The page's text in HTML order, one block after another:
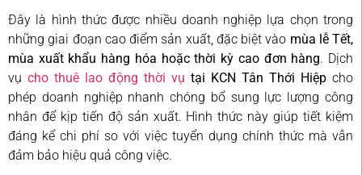
Đây là hình thức được nhiều doanh nghiệp lựa chọn trong
những giai đoạn cao điểm sản xuất, đặc biệt vào mùa lễ Tết,
mùa xuất khẩu hàng hóa hoặc thời kỳ cao đơn hàng. Dịch
vụ cho thuê lao động thời vụ tại KCN Tân Thới Hiệp cho
phép doanh nghiệp nhanh chóng bổ sung lực lượng công
nhân để kịp tiến độ sản xuất. Hình thức này giúp tiết kiệm
đáng kể chi phí so với việc tuyển dụng chính thức mà vẫn
đảm bảo hiệu quả công việc.